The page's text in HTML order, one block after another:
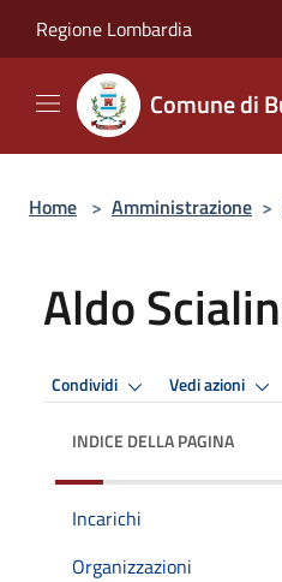
Regione Lombardia
Comune di
Home > Amministrazione >
Aldo
Condividi Vedi azioni
INDICE DELLA PAGINA
Incarichi
Organizzazioni